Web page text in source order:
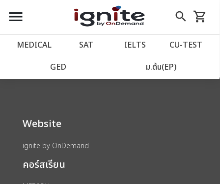
close
account_balance หน้าแรก
เว็บไซต์อิกไนท์
import_contacts วางแผนการเรียน
account_circle เข้าสู่ระบบ
assignment ลงทะเบียน
menu search
Skip
to
shopping_cart
รถเข็น
MEDICAL SAT IELTS CU‑TEST
GED ม.ต้น(EP)
We could not find anything for 80002125
Website
ignite by OnDemand
คอร์สเรียน